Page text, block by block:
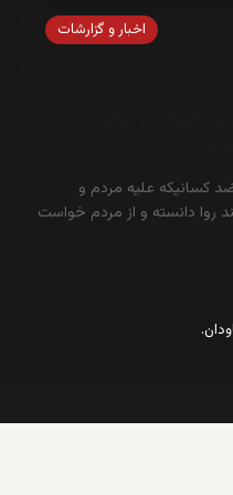
اخبار و گزارشات
کسانیکه علیه مردم و
روا دانسته و از مردم خواست